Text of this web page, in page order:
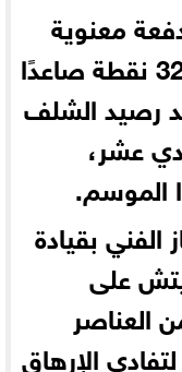
معنوية
، حيث رفع رصيده إلى 32 نقطة صاعدًا
رصيد الشلف
عشر،
الموسم.
الفني بقيادة
على
العناصر
الإرهاق